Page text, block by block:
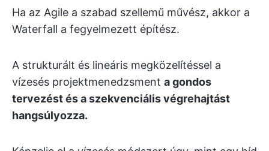
Ha az Agile a szabad szellemű művész, akkor a
Waterfall a fegyelmezett építész.
A strukturált és lineáris megközelítéssel a
vízesés projektmenedzsment a gondos
tervezést és a szekvenciális végrehajtást
hangsúlyozza.